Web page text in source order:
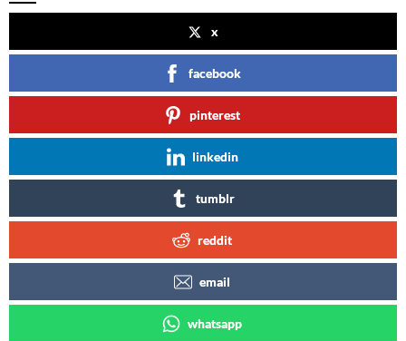
x
facebook
pinterest
linkedin
tumblr
reddit
email
whatsapp